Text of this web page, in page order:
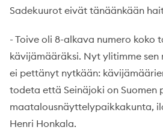
Sadekuurot eivät tänäänkään
- Toive oli 8-alkava numero koko
kävijämääräksi. Nyt ylitimme sen
ei pettänyt nytkään:
todeta että Seinäjoki on Suomen
maatalousnäyttelypaikkakunta,
Henri Honkala.